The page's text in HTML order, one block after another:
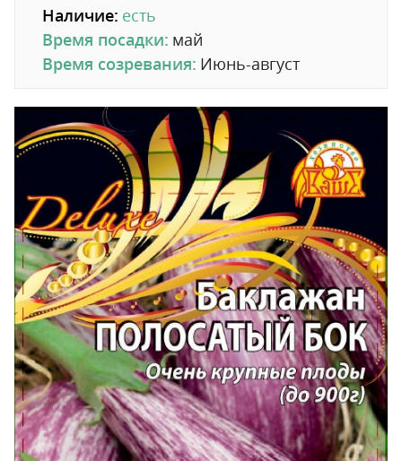
Наличие: есть
Время посадки: май
Время созревания: Июнь-август